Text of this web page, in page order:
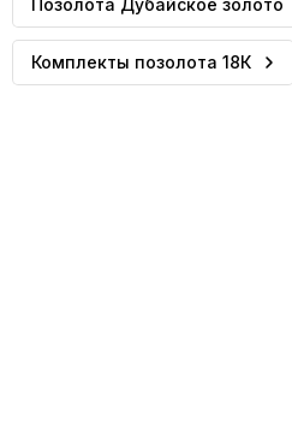
Позолота Дубайское золото
Комплекты позолота 18К